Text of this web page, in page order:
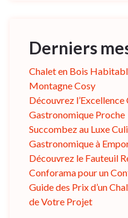
Derniers
Chalet en Bois
Montagne Cosy
Découvrez l’Excellence
Gastronomique Proche
Succombez au Luxe
Gastronomique à
Découvrez le Fauteuil
Conforama pour un
Guide des Prix d’un
de Votre Projet